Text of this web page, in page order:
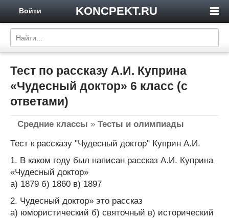
KONCPEKT.RU
Войти
Тест по рассказу А.И. Куприна
«Чудесный доктор» 6 класс (с
ответами)
Средние классы » Тесты и олимпиады
Тест к рассказу "Чудесный доктор" Куприн А.И.
1. В каком году был написан рассказ А.И. Куприна
«Чудесный доктор»
а) 1879 б) 1860 в) 1897
2. Чудесный доктор» это рассказ
а) юмористический б) святочный в) исторический